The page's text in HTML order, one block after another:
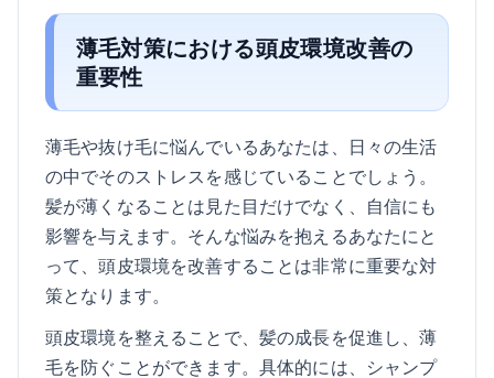
薄毛対策における頭皮環境改善の
重要性
薄毛や抜け毛に悩んでいるあなたは、日々の生活
の中でそのストレスを感じていることでしょう。
髪が薄くなることは見た目だけでなく、自信にも
影響を与えます。そんな悩みを抱えるあなたにと
って、頭皮環境を改善することは非常に重要な対
策となります。
頭皮環境を整えることで、髪の成長を促進し、薄
毛を防ぐことができます。具体的には、シャンプ